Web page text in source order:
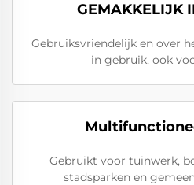
GEMAKKELIJK
Gebruiksvriendelijk en over
in gebruik, ook
Gebruikt voor tuinwerk,
stadsparken en